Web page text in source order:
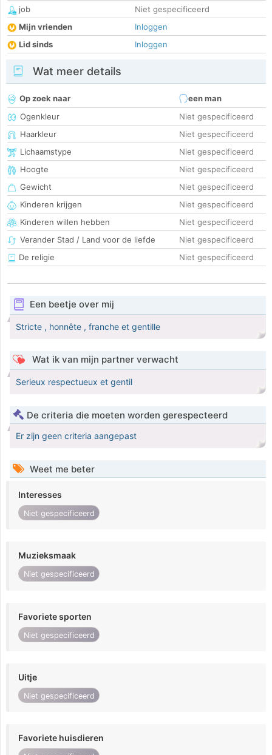
job
Niet gespecificeerd
Mijn vrienden
Inloggen
Lid sinds
Inloggen
Wat meer details
Op zoek naar
een man
Ogenkleur
Niet gespecificeerd
Haarkleur
Niet gespecificeerd
Lichaamstype
Niet gespecificeerd
Hoogte
Niet gespecificeerd
Gewicht
Niet gespecificeerd
Kinderen krijgen
Niet gespecificeerd
Kinderen willen hebben
Niet gespecificeerd
Verander Stad / Land voor de liefde
Niet gespecificeerd
De religie
Niet gespecificeerd
Een beetje over mij
Stricte , honnête , franche et gentille
Wat ik van mijn partner verwacht
Serieux respectueux et gentil
De criteria die moeten worden gerespecteerd
Er zijn geen criteria aangepast
Weet me beter
Interesses
Niet gespecificeerd
Muzieksmaak
Niet gespecificeerd
Favoriete sporten
Niet gespecificeerd
Uitje
Niet gespecificeerd
Favoriete huisdieren